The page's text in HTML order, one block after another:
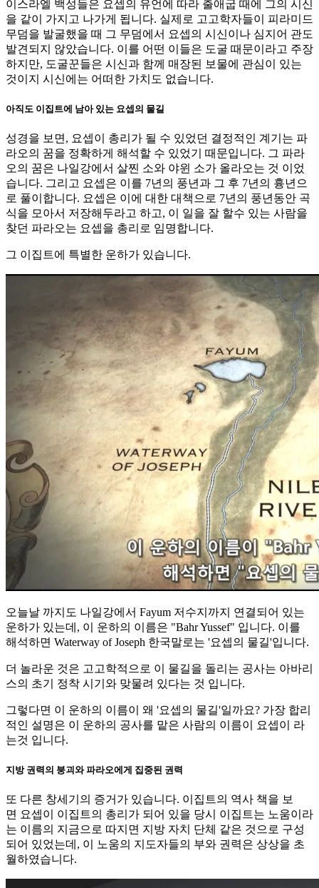
이스라엘 백성들은 요셉의 유언에 따라 출애굽 때에 그의 시신
을 같이 가지고 나가게 됩니다. 실제로 고고학자들이 피라미드
무덤을 발굴했을 때 그 무덤에서 요셉의 시신이나 심지어 관도
발견되지 않았습니다. 이를 어떤 이들은 도굴 때문이라고 주장
하지만, 도굴꾼들은 시신과 함께 매장된 보물에 관심이 있는
것이지 시신에는 어떠한 가치도 없습니다.
아직도 이집트에 남아 있는 요셉의 물길
성경을 보면, 요셉이 총리가 될 수 있었던 결정적인 계기는 파
라오의 꿈을 정확하게 해석할 수 있었기 때문입니다. 그 파라
오의 꿈은 나일강에서 살찐 소와 야윈 소가 올라오는 것 이었
습니다. 그리고 요셉은 이를 7년의 풍년과 그 후 7년의 흉년으
로 풀이합니다. 요셉은 이에 대한 대책으로 7년의 풍년동안 곡
식을 모아서 저장해두라고 하고, 이 일을 잘 할수 있는 사람을
찾던 파라오는 요셉을 총리로 임명합니다.
그 이집트에 특별한 운하가 있습니다.
오늘날 까지도 나일강에서 Fayum 저수지까지 연결되어 있는
운하가 있는데, 이 운하의 이름은 "Bahr Yussef" 입니다. 이를
해석하면 Waterway of Joseph 한국말로는 '요셉의 물길'입니다.
더 놀라운 것은 고고학적으로 이 물길을 돌리는 공사는 아바리
스의 초기 정착 시기와 맞물려 있다는 것 입니다.
그렇다면 이 운하의 이름이 왜 '요셉의 물길'일까요? 가장 합리
적인 설명은 이 운하의 공사를 맡은 사람의 이름이 요셉이 라
는것 입니다.
지방 권력의 붕괴와 파라오에게 집중된 권력
또 다른 창세기의 증거가 있습니다. 이집트의 역사 책을 보
면 요셉이 이집트의 총리가 되어 있을 당시 이집트는 노움이라
는 이름의 지금으로 따지면 지방 자치 단체 같은 것으로 구성
되어 있었는데, 이 노움의 지도자들의 부와 권력은 상상을 초
월하였습니다.